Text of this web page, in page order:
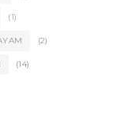
(1)
(2)
(14)